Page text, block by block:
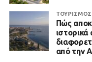
Πώς
ιστορικά
από την